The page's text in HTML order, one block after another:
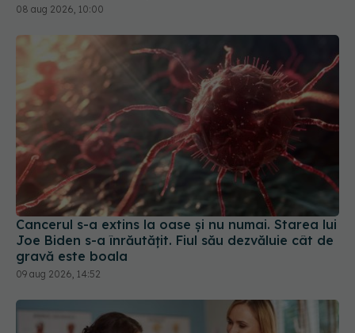
08 aug 2026, 10:00
Cancerul s-a extins la oase și nu numai. Starea lui
Joe Biden s-a înrăutățit. Fiul său dezvăluie cât de
gravă este boala
09 aug 2026, 14:52